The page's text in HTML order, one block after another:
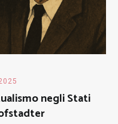
negli Stati